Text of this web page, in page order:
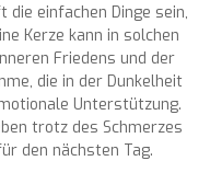
einfachen Dinge sein,
Kerze kann in solchen
Friedens und der
die in der Dunkelheit
Unterstützung.
trotz des Schmerzes
den nächsten Tag.